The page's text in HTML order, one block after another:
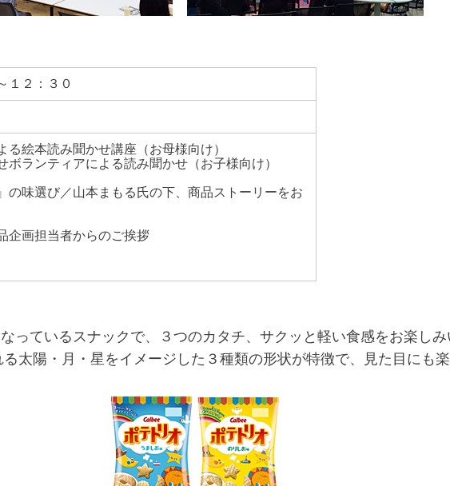
１２：３０
絵本読み聞かせ講座（お母様向け）
ィアによる読み聞かせ（お子様向け）
味選び／山本まもる氏の下、商品ストーリーをお
画担当者からのご挨拶
っているスナックで、３つのカタチ、サクッと軽い食感をお楽し
太陽・月・星をイメージした３種類の形状が特徴で、見た目にも楽